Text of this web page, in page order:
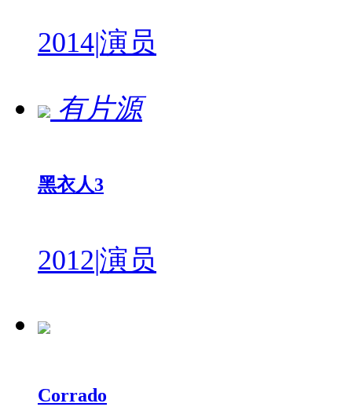
2014|演员
有片源
黑衣人3
2012|演员
Corrado